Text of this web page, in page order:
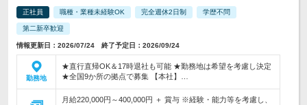
正社員 職種・業種未経験OK 完全週休2日制 学歴不問
第二新卒歓迎
情報更新日：2026/07/24 終了予定日：2026/09/24
勤務地
★直行直帰OK＆17時退社も可能 ★勤務地は希望を考慮し決定
★全国9か所の拠点で募集 【本社】…
月給220,000円～400,000円 ＋ 賞与 ※経験・能力等を考慮し、